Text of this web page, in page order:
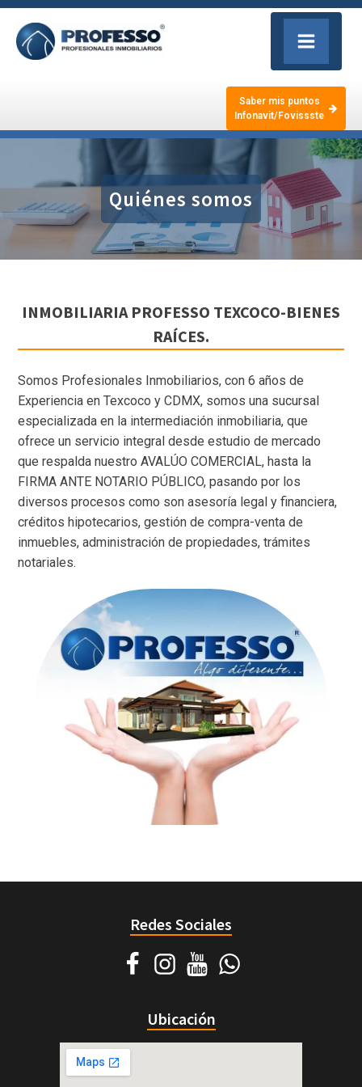
Saber mis puntos
Infonavit/Fovissste
Quiénes somos
INMOBILIARIA PROFESSO TEXCOCO-BIENES
RAÍCES.
Somos Profesionales Inmobiliarios, con 6 años de
Experiencia en Texcoco y CDMX, somos una sucursal
especializada en la intermediación inmobiliaria, que
ofrece un servicio integral desde estudio de mercado
que respalda nuestro AVALÚO COMERCIAL, hasta la
FIRMA ANTE NOTARIO PÚBLICO, pasando por los
diversos procesos como son asesoría legal y financiera,
créditos hipotecarios, gestión de compra-venta de
inmuebles, administración de propiedades, trámites
notariales.
Redes Sociales
Ubicación